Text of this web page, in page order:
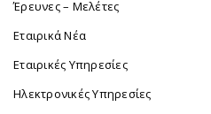
Έρευνες – Μελέτες
Εταιρικά Νέα
Εταιρικές Υπηρεσίες
Ηλεκτρονικές Υπηρεσίες